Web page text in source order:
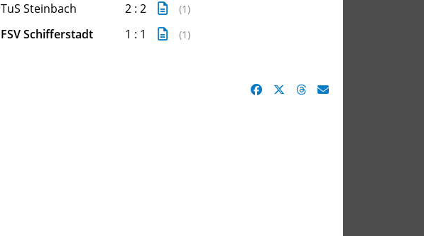
TuS Steinbach 2 : 2 (1)
FSV Schifferstadt 1 : 1 (1)